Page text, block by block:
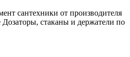
сантехники от производителя
Дозаторы, стаканы и держатели по